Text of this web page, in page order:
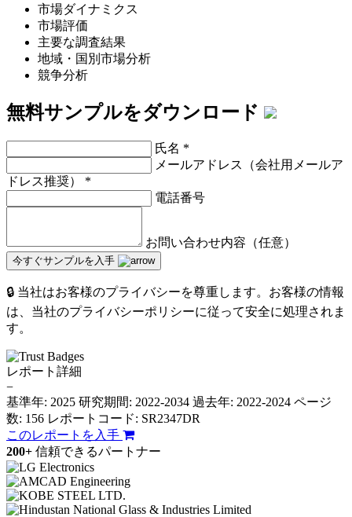
市場ダイナミクス
市場評価
主要な調査結果
地域・国別市場分析
競争分析
無料サンプルをダウンロード
氏名 *
メールアドレス（会社用メールア
ドレス推奨） *
電話番号
お問い合わせ内容（任意）
今すぐサンプルを入手
🔒 当社はお客様のプライバシーを尊重します。お客様の情報
は、当社のプライバシーポリシーに従って安全に処理されま
す。
レポート詳細
−
基準年: 2025 研究期間: 2022-2034 過去年: 2022-2024 ページ
数: 156 レポートコード: SR2347DR
このレポートを入手
200+ 信頼できるパートナー